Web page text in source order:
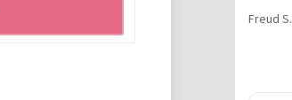
Freud S.